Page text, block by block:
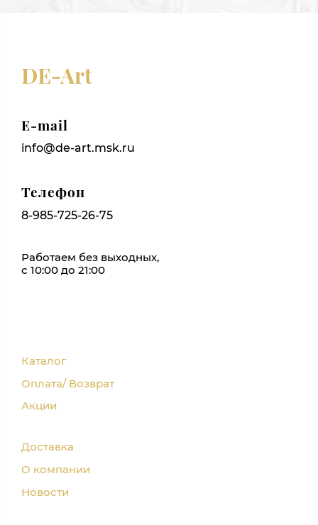
DE-Art
E-mail
info@de-art.msk.ru
Телефон
8-985-725-26-75
Работаем без выходных,
с 10:00 до 21:00
Каталог
Оплата/ Возврат
Акции
Доставка
О компании
Новости